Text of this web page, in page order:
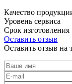
Качество
Уровень сервиса
Срок изготовления
Оставить отзыв
Оставить отзыв на